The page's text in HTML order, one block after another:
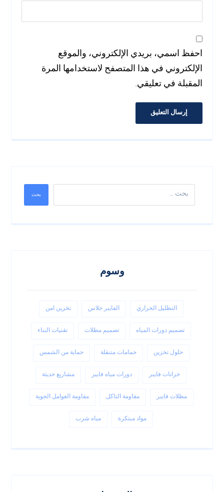
احفظ اسمي، بريدي الإلكتروني، والموقع
الإلكتروني في هذا المتصفح لاستخدامها المرة
المقبلة في تعليقي.
إرسال التعليق
بحث
وسوم
التظليل الحراري الفايبر جلاس تخزين امن
تصميم دورات المياه تصميم مظلات تقنيات البناء
حلول تخزين حمامات متنقلة حماية من الشمس
خزانات فايبر دورات مياه فايبر مشاريع حديثة
مظلات فايبر مقاومة التاكل مقاومة العوامل الجوية
مواد مبتكرة مياه شرب